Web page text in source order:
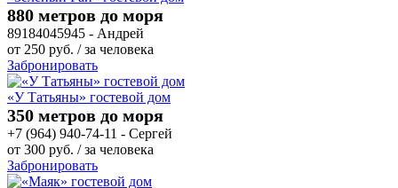
880 метров до моря
89184045945 - Андрей
от 250 руб. / за человека
Забронировать
«У Татьяны» гостевой дом
350 метров до моря
+7 (964) 940-74-11 - Сергей
от 300 руб. / за человека
Забронировать